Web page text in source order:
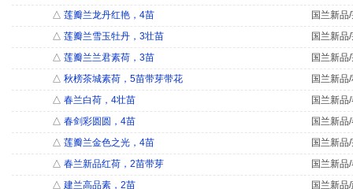
△ 莲瓣兰龙丹红艳，4苗
国兰新品
△ 莲瓣兰雪玉牡丹，3壮苗
国兰新品
△ 莲瓣兰兰君素荷，3苗
国兰新品
△ 秋榜茶城素荷，5苗带芽带花
国兰新品
△ 春兰白荷，4壮苗
国兰新品
△ 春剑彩圆圆，4苗
国兰新品
△ 莲瓣兰金色之光，4苗
国兰新品
△ 春兰新品红荷，2苗带芽
国兰新品
△ 建兰高品素，2苗
国兰新品